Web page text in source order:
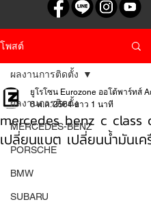
โพสต์
ผลงานการติดตั้ง
MERCEDES-BENZ
PORSCHE
BMW
SUBARU
ผลงานการติดตั้ง
mercedes benz c class
เปลี่ยนแบต เปลี่ยนน้ำมันเค
ยูโรโซน Eurozone ออโต้พาร์ทส์
6 พ.ค. 2564 ยาว 1 นาที